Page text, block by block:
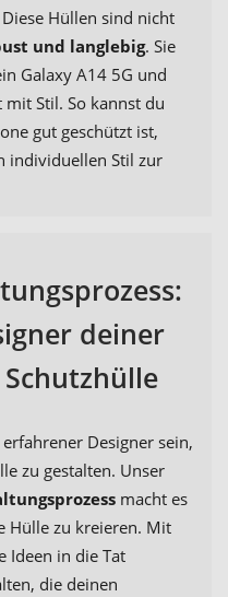
Hüllen sind nicht
und langlebig. Sie
Galaxy A14 5G und
Stil. So kannst du
gut geschützt ist,
individuellen Stil zur
deiner
Schutzhülle
Designer sein,
zu gestalten. Unser
macht es
Hülle zu kreieren. Mit
Ideen in die Tat
die deinen